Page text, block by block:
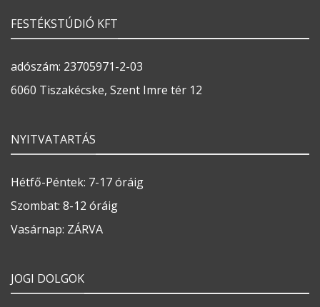
FESTÉKSTÚDIÓ KFT
adószám: 23705971-2-03
6060 Tiszakécske, Szent Imre tér 12
NYITVATARTÁS
Hétfő-Péntek: 7-17 óráig
Szombat: 8-12 óráig
Vasárnap: ZÁRVA
JOGI DOLGOK